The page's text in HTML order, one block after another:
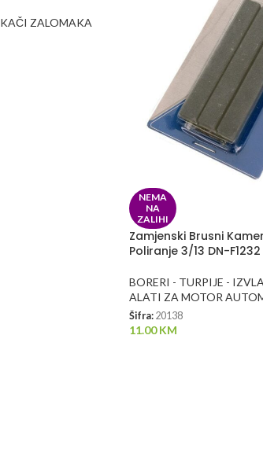
ZALOMAKA
NEMA
NA
ZALIHI
Zamjenski Brusni
Poliranje 3/13 DN-F1232
BORERI - TURPIJE -
ALATI ZA MOTOR
Šifra: 20138
11.00KM